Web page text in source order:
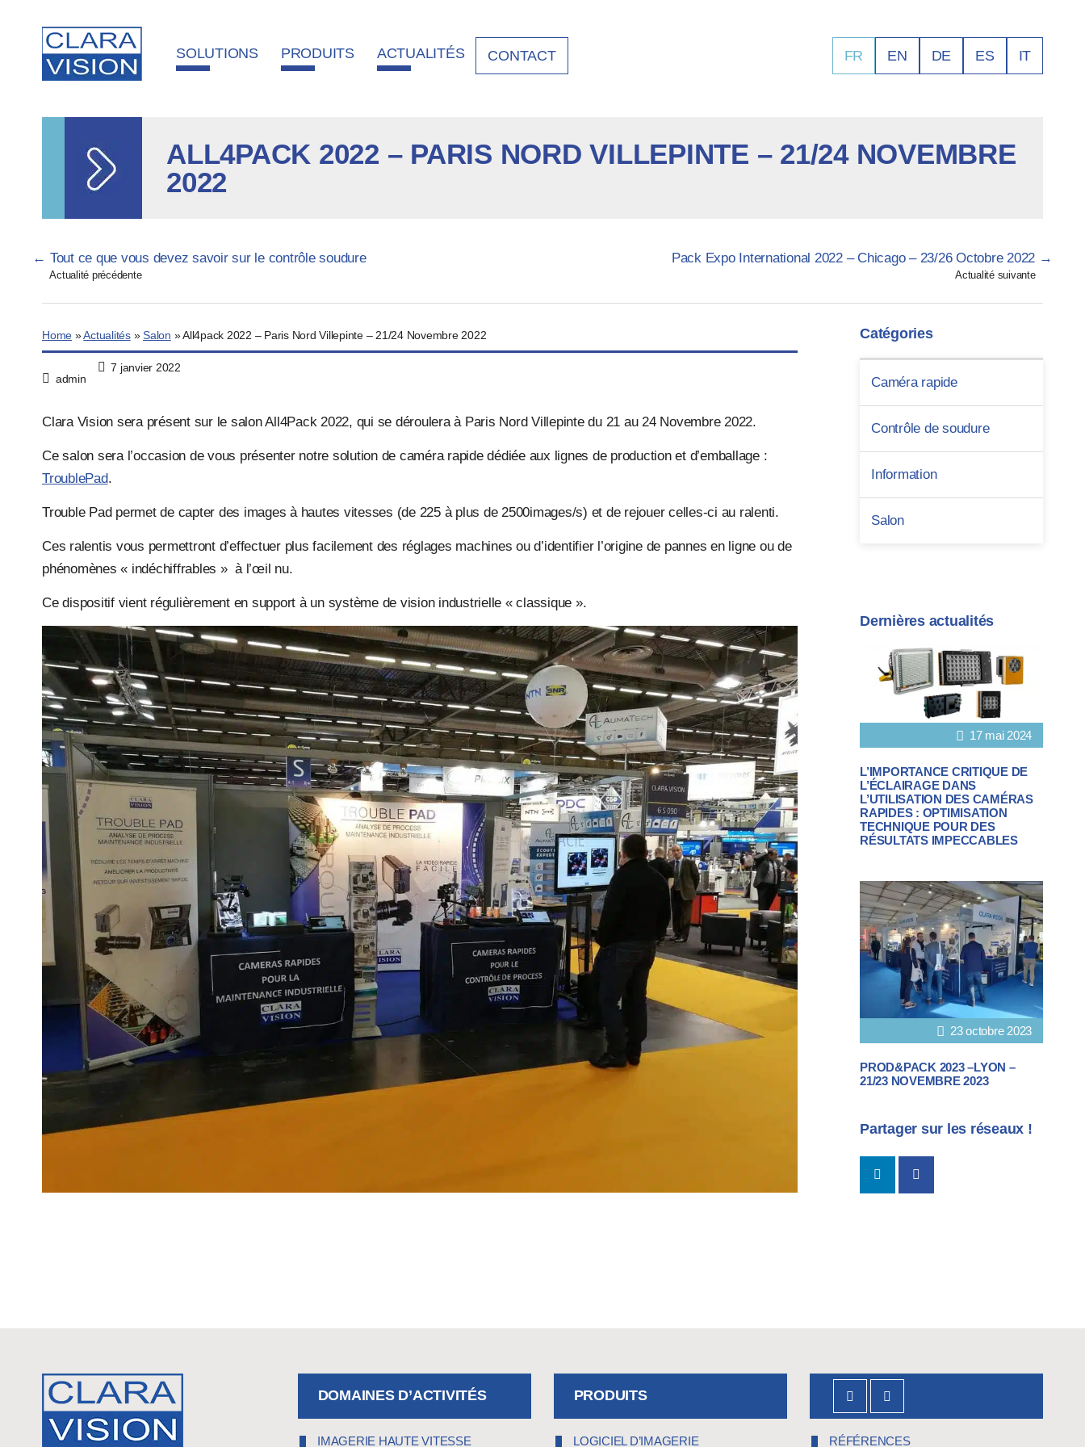
SOLUTIONS PRODUITS ACTUALITÉS CONTACT FR EN DE ES IT
ALL4PACK 2022 – PARIS NORD VILLEPINTE – 21/24 NOVEMBRE
2022
← Tout ce que vous devez savoir sur le contrôle soudure
Actualité précédente
Pack Expo International 2022 – Chicago – 23/26 Octobre 2022 →
Actualité suivante
Home »Actualités» Salon »All4pack 2022 – Paris Nord Villepinte – 21/24 Novembre 2022
admin
7 janvier 2022
Clara Vision sera présent sur le salon All4Pack 2022, qui se déroulera à Paris Nord Villepinte du 21 au 24 Novembre 2022.
Ce salon sera l’occasion de vous présenter notre solution de caméra rapide dédiée aux lignes de production et d’emballage :
TroublePad.
Trouble Pad permet de capter des images à hautes vitesses (de 225 à plus de 2500images/s) et de rejouer celles-ci au ralenti.
Ces ralentis vous permettront d’effectuer plus facilement des réglages machines ou d’identifier l’origine de pannes en ligne ou de
phénomènes « indéchiffrables » à l’œil nu.
Ce dispositif vient régulièrement en support à un système de vision industrielle « classique ».
Catégories
Caméra rapide
Contrôle de soudure
Information
Salon
Dernières actualités
17 mai 2024
L’IMPORTANCE CRITIQUE DE
L’ÉCLAIRAGE DANS
L’UTILISATION DES CAMÉRAS
RAPIDES : OPTIMISATION
TECHNIQUE POUR DES
RÉSULTATS IMPECCABLES
23 octobre 2023
PROD&PACK 2023 –LYON –
21/23 NOVEMBRE 2023
Partager sur les réseaux !
DOMAINES D’ACTIVITÉS
IMAGERIE HAUTE VITESSE
PRODUITS
LOGICIEL D’IMAGERIE RÉFÉRENCES